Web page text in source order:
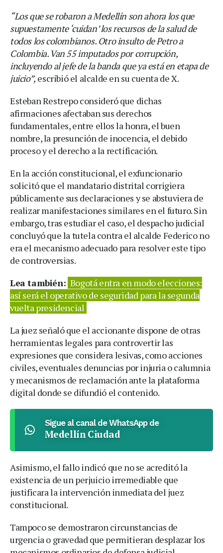
“Los que se robaron a Medellín son ahora los que
supuestamente ‘cuidan’ los recursos de la salud de
todos los colombianos. Otro insulto de Petro a
Colombia. Van 55 imputados por corrupción,
incluyendo al jefe de la banda que ya está en etapa de
juicio”, escribió el alcalde en su cuenta de X.
Esteban Restrepo consideró que dichas
afirmaciones afectaban sus derechos
fundamentales, entre ellos la honra, el buen
nombre, la presunción de inocencia, el debido
proceso y el derecho a la rectificación.
En la acción constitucional, el exfuncionario
solicitó que el mandatario distrital corrigiera
públicamente sus declaraciones y se abstuviera de
realizar manifestaciones similares en el futuro. Sin
embargo, tras estudiar el caso, el despacho judicial
concluyó que la tutela contra el alcalde Federico no
era el mecanismo adecuado para resolver este tipo
de controversias.
Lea también: Bogotá entra en modo elecciones:
así será el operativo de seguridad para la segunda
vuelta presidencial
La juez señaló que el accionante dispone de otras
herramientas legales para controvertir las
expresiones que considera lesivas, como acciones
civiles, eventuales denuncias por injuria o calumnia
y mecanismos de reclamación ante la plataforma
digital donde se difundió el contenido.
Sigue al canal de WhatsApp de
Medellín Ciudad
Asimismo, el fallo indicó que no se acreditó la
existencia de un perjuicio irremediable que
justificara la intervención inmediata del juez
constitucional.
Tampoco se demostraron circunstancias de
urgencia o gravedad que permitieran desplazar los